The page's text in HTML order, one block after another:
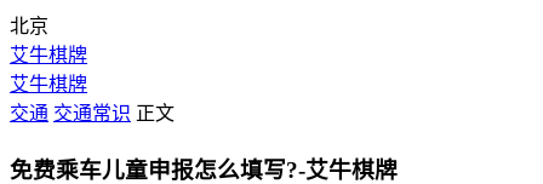
北京
艾牛棋牌
艾牛棋牌
交通 交通常识 正文
免费乘车儿童申报怎么填写?-艾牛棋牌